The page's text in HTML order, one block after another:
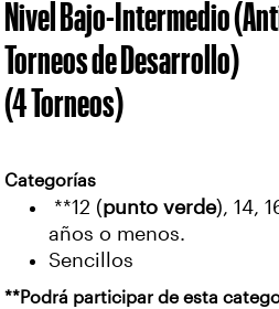
Nivel Bajo-Intermedio
Torneos de Desarrollo)
(4 Torneos)
Categorías
**12 (punto verde), 14,
años o menos.
Sencillos
**Podrá participar de esta